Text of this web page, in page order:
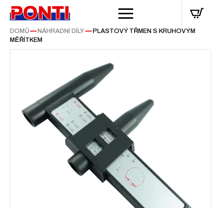
DOMŮ— NÁHRADNÍ DÍLY— PLASTOVÝ TŘMEN S KRUHOVÝM
MĚŘÍTKEM